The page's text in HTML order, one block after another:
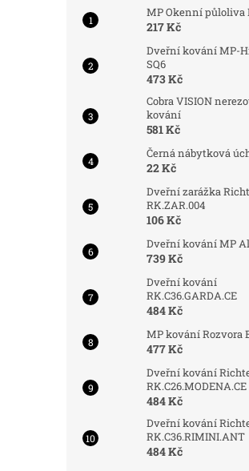
MP Okenní půloliva
217 Kč
Dveřní kování MP-
SQ6
473 Kč
Cobra VISION
kování
581 Kč
Černá nábytková
22 Kč
Dveřní zarážka
RK.ZAR.004
106 Kč
Dveřní kování MP
739 Kč
Dveřní kování
RK.C36.GARDA.CE
484 Kč
MP kování Rozvora
477 Kč
Dveřní kování
RK.C26.MODENA.CE
484 Kč
Dveřní kování
RK.C36.RIMINI.ANT
484 Kč
matný nikl matný chrom
Zarážka dveří TRENTO
Dveřní zarážka Richter Trento
kvalitní zarážka na všechny
dveří. Nakupujte online za
černá
matný nikl